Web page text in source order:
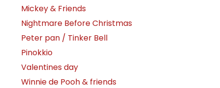
Mickey & Friends
Nightmare Before Christmas
Peter pan / Tinker Bell
Pinokkio
Valentines day
Winnie de Pooh & friends